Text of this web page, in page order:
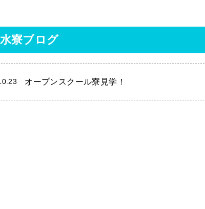
寮ブログ
オープンスクール寮見学！